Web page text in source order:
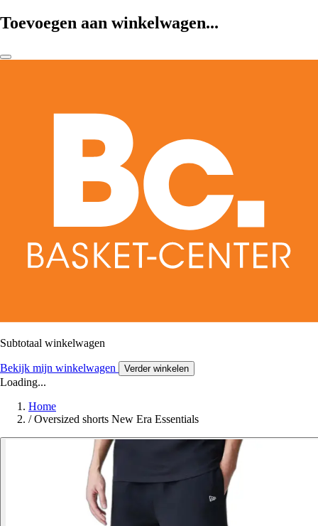
Toevoegen aan winkelwagen...
Subtotaal winkelwagen
Bekijk mijn winkelwagen Verder winkelen
Loading...
Home
/ Oversized shorts New Era Essentials